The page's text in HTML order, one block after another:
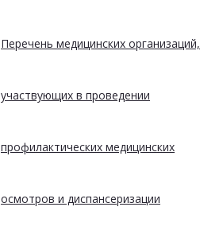
Перечень медицинских организаций,
участвующих в проведении
профилактических медицинских
осмотров и диспансеризации